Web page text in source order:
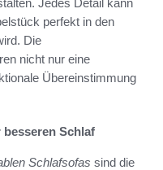
Jedes Detail kann
perfekt in den
Die
nicht nur eine
Übereinstimmung
Schlaf
Schlafsofas sind die